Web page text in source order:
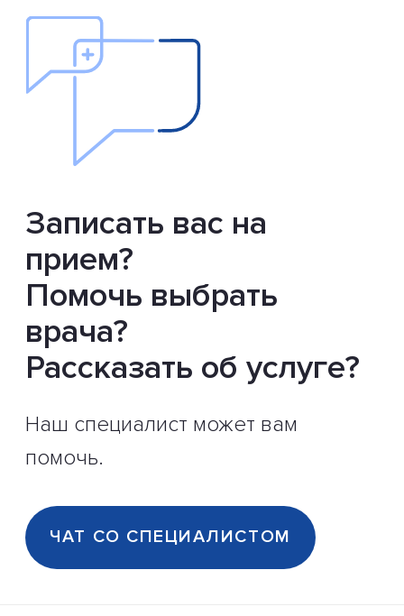
Записать вас на
прием?
Помочь выбрать
врача?
Рассказать об услуге?
Наш специалист может вам
помочь.
ЧАТ СО СПЕЦИАЛИСТОМ